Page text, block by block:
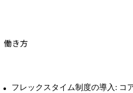
働き方
フレックスタイム制度の導入: コ